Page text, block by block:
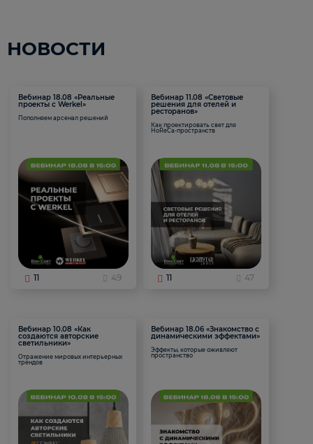
НОВОСТИ
Вебинар 18.08 «Реальные
проекты с Werkel»
Пополняем арсенал решений
11 49
Вебинар 11.08 «Световые
решения для отелей и
ресторанов»
Как проектировать свет для
HoReCa-пространств
11 47
Вебинар 10.08 «Как
создаются авторские
светильники»
Отражение мировых интерьерных
трендов
Вебинар 18.06 «Знакомство с
динамическими эффектами»
Эффекты, которые оживляют
пространство